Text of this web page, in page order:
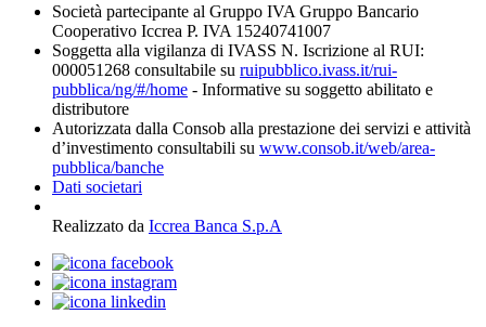
Società partecipante al Gruppo IVA Gruppo Bancario
Cooperativo Iccrea P. IVA 15240741007
Soggetta alla vigilanza di IVASS N. Iscrizione al RUI:
000051268 consultabile su ruipubblico.ivass.it/rui-
pubblica/ng/#/home - Informative su soggetto abilitato e
distributore
Autorizzata dalla Consob alla prestazione dei servizi e attività
d’investimento consultabili su www.consob.it/web/area-
pubblica/banche
Dati societari
Realizzato da Iccrea Banca S.p.A